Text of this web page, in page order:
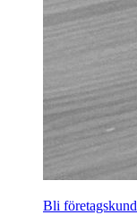
Bli företagskund